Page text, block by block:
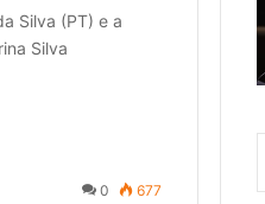
Silva (PT) e a
Silva
0 677